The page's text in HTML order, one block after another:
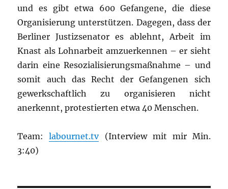
und es gibt etwa 600 Gefangene, die diese
Organisierung unterstützen. Dagegen, dass der
Berliner Justizsenator es ablehnt, Arbeit im
Knast als Lohnarbeit amzuerkennen – er sieht
darin eine Resozialisierungsmaßnahme – und
somit auch das Recht der Gefangenen sich
gewerkschaftlich zu organisieren nicht
anerkennt, protestierten etwa 40 Menschen.
Team:labournet.tv(Interview mit mir Min.
3:40)